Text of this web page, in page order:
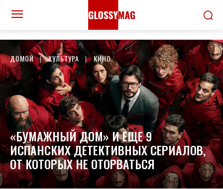
ДОМОЙ КУЛЬТУРА КИНО
«БУМАЖНЫЙ ДОМ» И ЕЩЕ 9
ИСПАНСКИХ ДЕТЕКТИВНЫХ СЕРИАЛОВ,
ОТ КОТОРЫХ НЕ ОТОРВАТЬСЯ